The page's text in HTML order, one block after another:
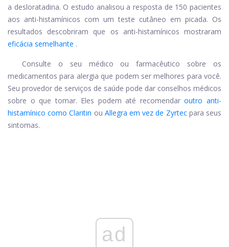
a desloratadina. O estudo analisou a resposta de 150 pacientes
aos anti-histamínicos com um teste cutâneo em picada. Os
resultados descobriram que os anti-histamínicos mostraram
eficácia semelhante .
Consulte o seu médico ou farmacêutico sobre os
medicamentos para alergia que podem ser melhores para você.
Seu provedor de serviços de saúde pode dar conselhos médicos
sobre o que tomar. Eles podem até recomendaroutro anti-
histamínico como Claritin ou Allegra em vez de Zyrtecpara seus
sintomas.
ad